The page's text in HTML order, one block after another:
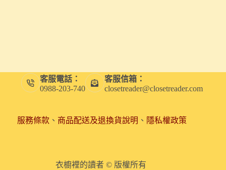
客服電話：
0988-203-740
客服信箱：
closetreader@closetreader.com
服務條款、 商品配送及退換貨說明 、 隱私權政策
衣櫥裡的讀者 © 版權所有